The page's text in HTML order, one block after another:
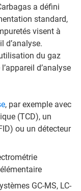
a défini
standard,
visent à
d’analyse.
du gaz
d’analyse
, par exemple avec
(TCD), un
ou un détecteur
GC-MS, LC-